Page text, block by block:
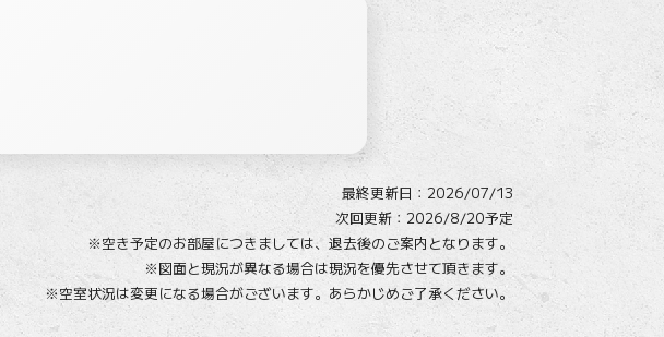
最終更新日： 2026/07/13
次回更新：2026/8/20予定
※空き予定のお部屋につきましては、 退去後のご案内となります。
※図面と現況が異なる場合は現況を優先させて頂きます。
※空室状況は変更になる場合がございます。 あらかじめご了承ください。